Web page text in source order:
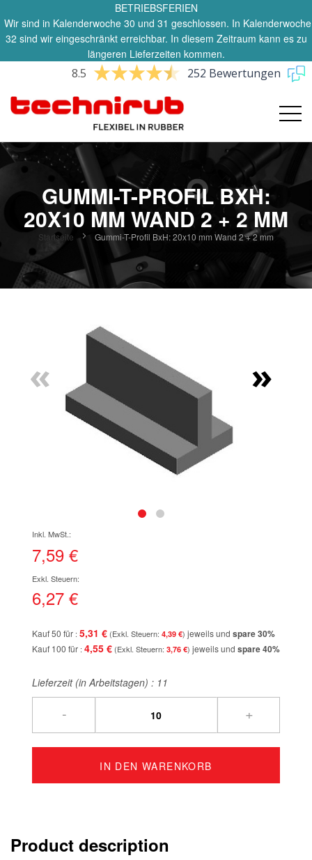
BETRIEBSFERIEN
Wir sind in Kalenderwoche 30 und 31 geschlossen. In Kalenderwoche
32 sind wir eingeschränkt erreichbar. In diesem Zeitraum kann es zu
längeren Lieferzeiten kommen.
8.5 252 Bewertungen
GUMMI-T-PROFIL BXH:
20X10 MM WAND 2 + 2 MM
Startseite Gummi-T-Profil BxH: 20x10 mm Wand 2 + 2 mm
« »
der
Bildgalerie
7,59 €
6,27 €
Kauf 50 für 5,31 € 4,39 € jeweils und spare30%
Kauf 100 für 4,55 € 3,76 € jeweils und spare40%
Lieferzeit (in Arbeitstagen) : 11
- +
IN DEN WARENKORB
Product description